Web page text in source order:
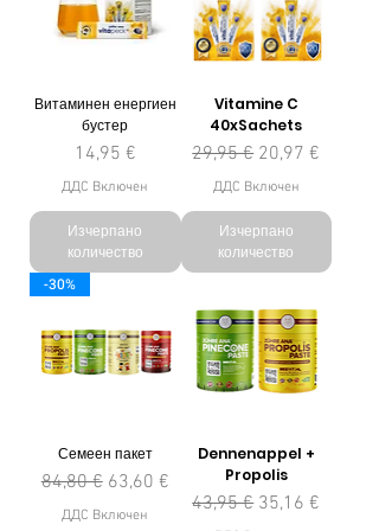
Витаминен енергиен
бустер
Цена
14,95 €
ДДС Включен
Изчерпано
количество
Vitamine C
40xSachets
Редовна цена
29,95 € Продажна цена
20,97 €
ДДС Включен
Изчерпано
количество
-30%
Семеен пакет
Редовна цена
84,80 € Продажна цена
63,60 €
ДДС Включен
Dennenappel +
Propolis
Редовна цена
43,95 € Продажна цена
35,16 €